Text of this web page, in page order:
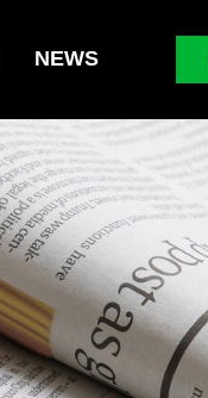
NEWS